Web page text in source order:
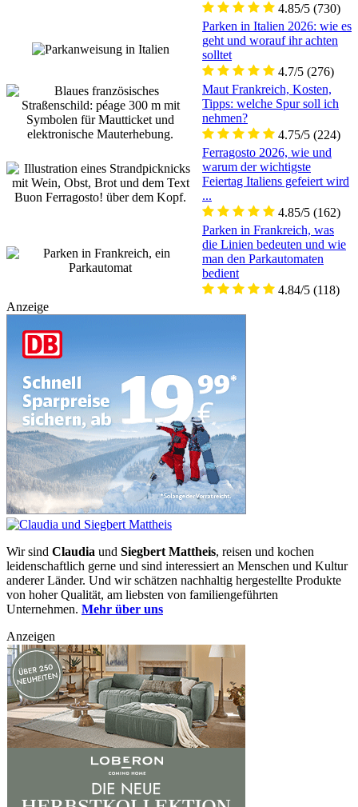
4.85/5 (730)
Parken in Italien 2026: wie es
geht und worauf ihr achten
solltet
4.7/5 (276)
Maut Frankreich, Kosten,
Tipps: welche Spur soll ich
nehmen?
4.75/5 (224)
Ferragosto 2026, wie und
warum der wichtigste
Feiertag Italiens gefeiert wird
...
4.85/5 (162)
Parken in Frankreich, was
die Linien bedeuten und wie
man den Parkautomaten
bedient
4.84/5 (118)
Anzeige
Wir sind Claudia und Siegbert Mattheis, reisen und kochen
leidenschaftlich gerne und sind interessiert an Menschen und Kultur
anderer Länder. Und wir schätzen nachhaltig hergestellte Produkte
von hoher Qualität, am liebsten von familiengeführten
Unternehmen. Mehr über uns
Anzeigen